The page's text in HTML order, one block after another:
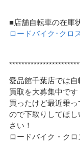
■店舗自転車の在庫
ロードバイク･クロ
愛品館千葉店では
買取を大募集中です
買ったけど最近乗
ので下取りしてほ
さい！
ロードバイク・ク